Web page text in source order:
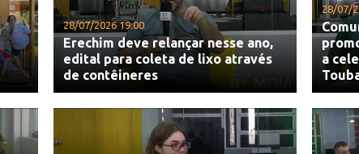
28/07/2026 19:00
Erechim deve relançar nesse ano,
edital para coleta de lixo através
de contêineres
28/07/
a